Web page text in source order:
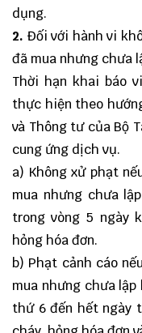
dụng.
2. Đối với hành vi
đã mua nhưng chưa
Thời hạn khai báo
thực hiện theo
và Thông tư của Bộ
cung ứng dịch vụ.
a) Không xử phạt
mua nhưng chưa
trong vòng 5 ngày
hỏng hóa đơn.
b) Phạt cảnh cáo
mua nhưng chưa
thứ 6 đến hết ngày